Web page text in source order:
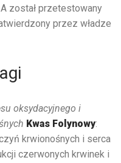
został przetestowany
przez władze
oksydacyjnego i
Kwas Folynowy:
krwionośnych i serca
czerwonych krwinek i